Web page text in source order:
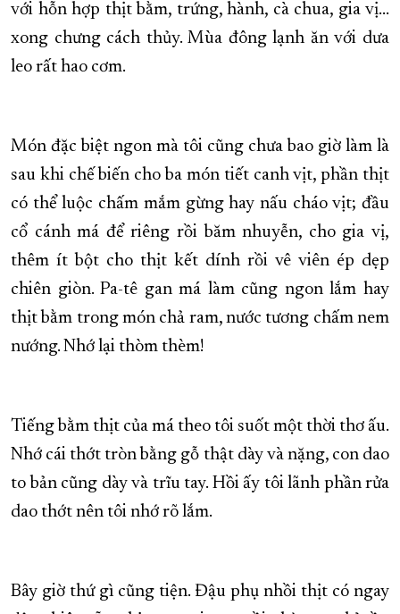
với hỗn hợp thịt bằm, trứng, hành, cà chua, gia vị…
xong chưng cách thủy. Mùa đông lạnh ăn với dưa
leo rất hao cơm.
Món đặc biệt ngon mà tôi cũng chưa bao giờ làm là
sau khi chế biến cho ba món tiết canh vịt, phần thịt
có thể luộc chấm mắm gừng hay nấu cháo vịt; đầu
cổ cánh má để riêng rồi băm nhuyễn, cho gia vị,
thêm ít bột cho thịt kết dính rồi vê viên ép dẹp
chiên giòn. Pa-tê gan má làm cũng ngon lắm hay
thịt bằm trong món chả ram, nước tương chấm nem
nướng. Nhớ lại thòm thèm!
Tiếng bằm thịt của má theo tôi suốt một thời thơ ấu.
Nhớ cái thớt tròn bằng gỗ thật dày và nặng, con dao
to bản cũng dày và trĩu tay. Hồi ấy tôi lãnh phần rửa
dao thớt nên tôi nhớ rõ lắm.
Bây giờ thứ gì cũng tiện. Đậu phụ nhồi thịt có ngay